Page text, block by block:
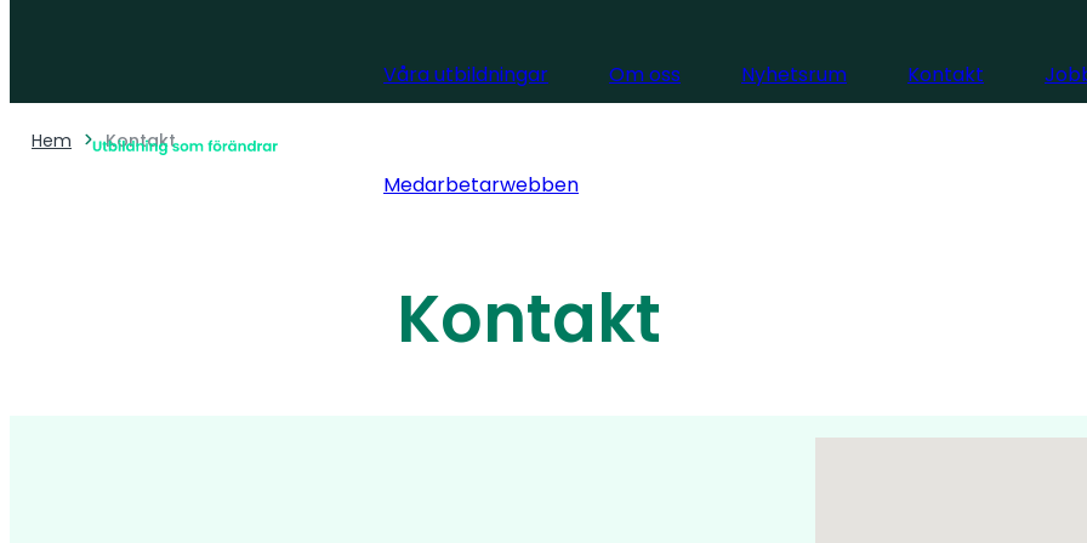
Våra utbildningar Om oss Nyhetsrum Kontakt
Medarbetarwebben
Hem Kontakt
Kontakt